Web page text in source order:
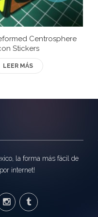
Centrosphere
Stickers
LEER MÁS
la forma más fácil de
internet!